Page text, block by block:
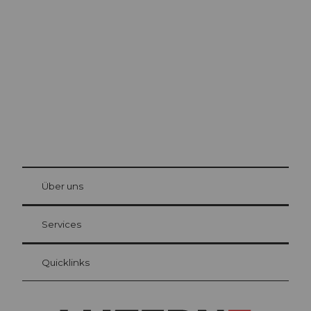
Gästekarte Luzern
Ihre Vorteile als Übernachtungsgast
at Bre
Über uns
Services
Quicklinks